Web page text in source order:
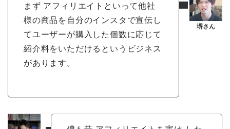
まず アフィリエイトといって他社
様の商品を自分のインスタで宣伝し
てユーザーが購入した個数に応じて
紹介料をいただけるというビジネス
があります。